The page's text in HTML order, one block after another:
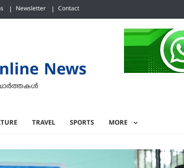
Newsletter Contact
News
TRAVEL SPORTS MORE